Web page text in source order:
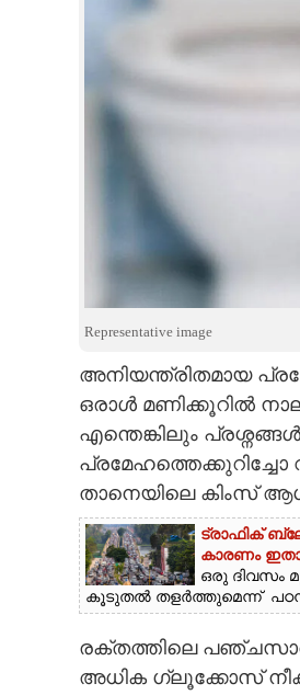
CARTOONS
LITERATURE
CONTACT US
Representative image
അനിയന്ത്രിതമായ
ഒരാൾ മണിക്കൂറിൽ
എന്തെങ്കിലും
പ്രമേഹത്തെക്കുറിച്ചോ
താനെയിലെ കിംസ്
ട്രാഫിക്
കാരണം
ഒരു ദിവസം
കൂടുതൽ തളർത്തുമെന്ന്
രക്തത്തിലെ
അധിക ഗ്ലൂക്കോസ്